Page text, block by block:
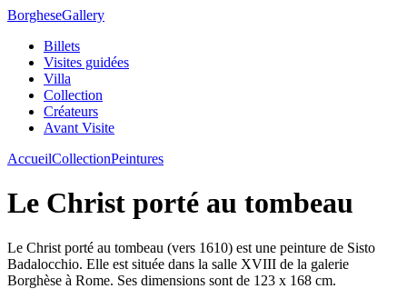
BorgheseGallery
Billets
Visites guidées
Villa
Collection
Créateurs
Avant Visite
AccueilCollectionPeintures
Le Christ porté au tombeau
Le Christ porté au tombeau (vers 1610) est une peinture de Sisto
Badalocchio. Elle est située dans la salle XVIII de la galerie
Borghèse à Rome. Ses dimensions sont de 123 x 168 cm.